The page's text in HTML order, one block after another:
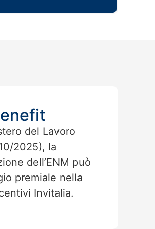
del Lavoro
2025), la
dell’ENM può
premiale nella
Invitalia.